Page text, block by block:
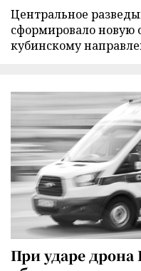
Центральное
сформировало новую
кубинскому
При ударе дрона